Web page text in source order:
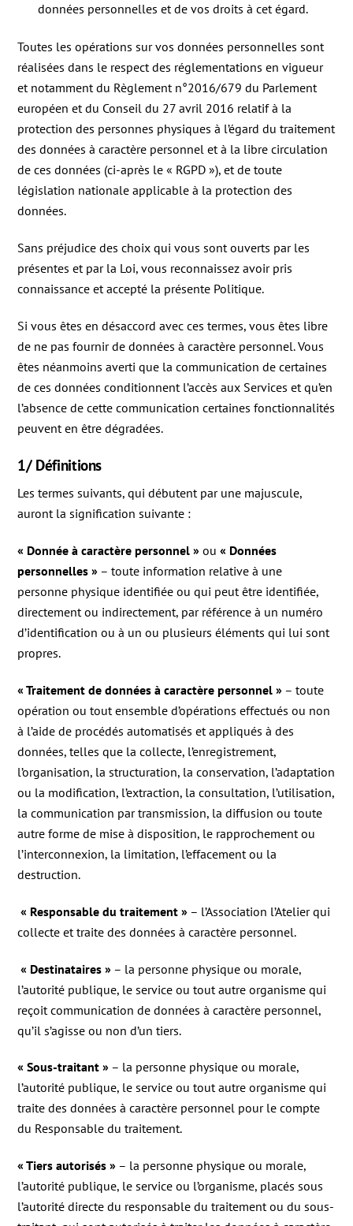
données personnelles et de vos droits à cet égard.
Toutes les opérations sur vos données personnelles sont
réalisées dans le respect des réglementations en vigueur
et notamment du Règlement n°2016/679 du Parlement
européen et du Conseil du 27 avril 2016 relatif à la
protection des personnes physiques à l’égard du traitement
des données à caractère personnel et à la libre circulation
de ces données (ci-après le « RGPD »), et de toute
législation nationale applicable à la protection des
données.
Sans préjudice des choix qui vous sont ouverts par les
présentes et par la Loi, vous reconnaissez avoir pris
connaissance et accepté la présente Politique.
Si vous êtes en désaccord avec ces termes, vous êtes libre
de ne pas fournir de données à caractère personnel. Vous
êtes néanmoins averti que la communication de certaines
de ces données conditionnent l’accès aux Services et qu’en
l’absence de cette communication certaines fonctionnalités
peuvent en être dégradées.
1/ Définitions
Les termes suivants, qui débutent par une majuscule,
auront la signification suivante :
« Donnée à caractère personnel » ou« Données
personnelles » – toute information relative à une
personne physique identifiée ou qui peut être identifiée,
directement ou indirectement, par référence à un numéro
d’identification ou à un ou plusieurs éléments qui lui sont
propres.
« Traitement de données à caractère personnel » – toute
opération ou tout ensemble d’opérations effectués ou non
à l’aide de procédés automatisés et appliqués à des
données, telles que la collecte, l’enregistrement,
l’organisation, la structuration, la conservation, l’adaptation
ou la modification, l’extraction, la consultation, l’utilisation,
la communication par transmission, la diffusion ou toute
autre forme de mise à disposition, le rapprochement ou
l’interconnexion, la limitation, l’effacement ou la
destruction.
« Responsable du traitement » – l’Association l’Atelier qui
collecte et traite des données à caractère personnel.
« Destinataires » – la personne physique ou morale,
l’autorité publique, le service ou tout autre organisme qui
reçoit communication de données à caractère personnel,
qu’il s’agisse ou non d’un tiers.
« Sous-traitant » – la personne physique ou morale,
l’autorité publique, le service ou tout autre organisme qui
traite des données à caractère personnel pour le compte
du Responsable du traitement.
« Tiers autorisés » – la personne physique ou morale,
l’autorité publique, le service ou l’organisme, placés sous
l’autorité directe du responsable du traitement ou du sous-